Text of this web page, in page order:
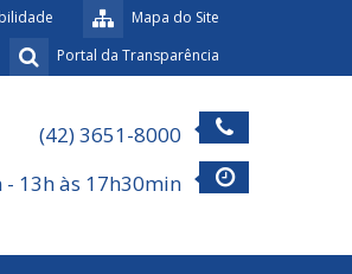
Mapa do Site
Portal da Transparência
(42) 3651-8000
- 13h às 17h30min